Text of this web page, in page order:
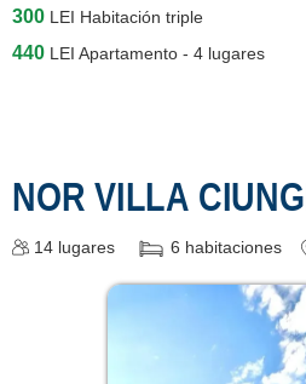
300 LEI Habitación triple
440 LEI Apartamento - 4 lugares
NOR VILLA
14 lugares 6 habitaciones